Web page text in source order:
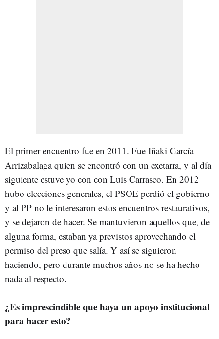
El primer encuentro fue en 2011. Fue Iñaki García
Arrizabalaga quien se encontró con un exetarra, y al día
siguiente estuve yo con con Luis Carrasco. En 2012
hubo elecciones generales, el PSOE perdió el gobierno
y al PP no le interesaron estos encuentros restaurativos,
y se dejaron de hacer. Se mantuvieron aquellos que, de
alguna forma, estaban ya previstos aprovechando el
permiso del preso que salía. Y así se siguieron
haciendo, pero durante muchos años no se ha hecho
nada al respecto.
¿Es imprescindible que haya un apoyo institucional
para hacer esto?